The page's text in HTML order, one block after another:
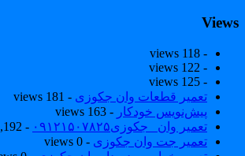
- 118 views
- 122 views
- 125 views
تعمیر قطعات وان جکوزی - 181 views
پیش‌نویس خودکار- 163 views
تعمیر وان _جکوزی۰۹۱۲۱۵۰۷۸۲۵
- 8,192 views
تعمیر جت وان جکوزی - 0 views